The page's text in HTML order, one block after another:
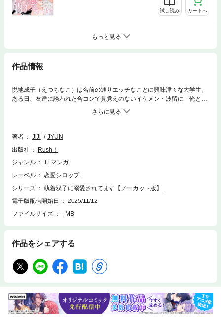
試し読み カートへ
もっと見る
作品情報
悦地成子（えつちなこ）は名前の通りエッチなことに興味津々な大学生。
ある日、友達に誘われた合コンで見覚えのないイケメン・波留に「俺と結
婚してただろ？」と迫られ、その勢いのままホテルへ行くことに…。波留
は小さい頃に成子としたおままごとの結婚をずっと覚えていて、今でも成
子が好きだと打ち明ける。その後も波留の猛アタックは止まらず、戸惑い
つつも成子はときめいていくが…成子が結婚していたのは波留だけではな
の？」彼氏はイケメン双子！？この関係…何か間違ってませんか！？【※
この作品は｢執着双子に溺愛されてます｣をTL版に再編集したものです。重
著者 JiJi
JYUN
出版社
Rush！
ジャンル
TLマンガ
レーベル
恋愛シロップ
シリーズ
執着双子に溺愛されてます【ノーカット版】
電子版配信開始日
2025/11/12
ファイルサイズ
- MB
作品をシェアする